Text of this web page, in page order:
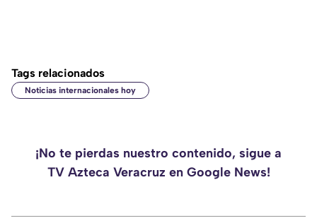
Tags relacionados
Noticias internacionales hoy
¡No te pierdas nuestro contenido, sigue a
TV Azteca Veracruz en Google News!